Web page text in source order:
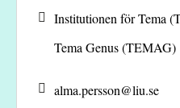
Institutionen för Tema
Tema Genus (TEMAG)
alma.persson@liu.se